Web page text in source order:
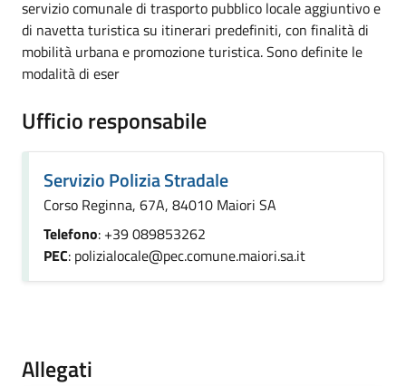
servizio comunale di trasporto pubblico locale aggiuntivo e
di navetta turistica su itinerari predefiniti, con finalità di
mobilità urbana e promozione turistica. Sono definite le
modalità di eser
Ufficio responsabile
Servizio Polizia Stradale
Corso Reginna, 67A, 84010 Maiori SA
Telefono: +39 089853262
PEC: polizialocale@pec.comune.maiori.sa.it
Allegati